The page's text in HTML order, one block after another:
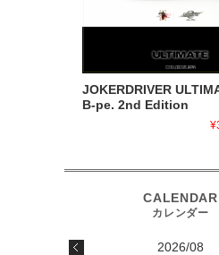
JOKERDRIVER
B-pe. 2nd Edition
2026/08